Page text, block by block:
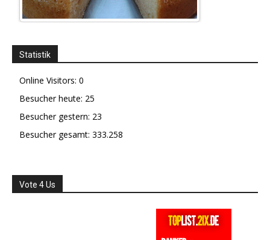
Statistik
Online Visitors: 0
Besucher heute: 25
Besucher gestern: 23
Besucher gesamt: 333.258
Vote 4 Us